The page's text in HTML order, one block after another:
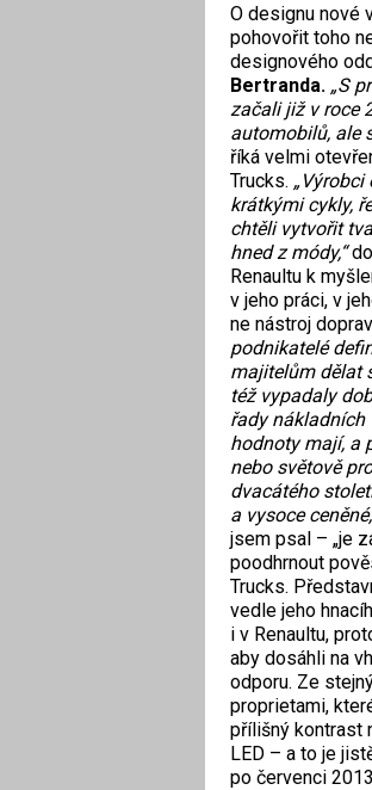
O designu nové
pohovořit toho
designového
Bertranda. „S
začali již v roce
automobilů, ale
říká velmi
Trucks.
krátkými cykly,
chtěli vytvořit
hned z módy,“
Renaultu k
v jeho práci, v
ne nástroj
podnikatelé
majitelům dělat
též vypadaly
řady nákladních
hodnoty mají, a
nebo světově
dvacátého
a vysoce
jsem psal – „je
poodhrnout
Trucks.
vedle jeho
i v Renaultu,
aby dosáhli na
odporu. Ze
proprietami,
přílišný kontrast
LED – a to je
po červenci